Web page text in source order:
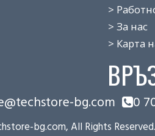
> Работно
> За нас
> Карта на
bg.com 0
bg.com, All Rights Reserved.